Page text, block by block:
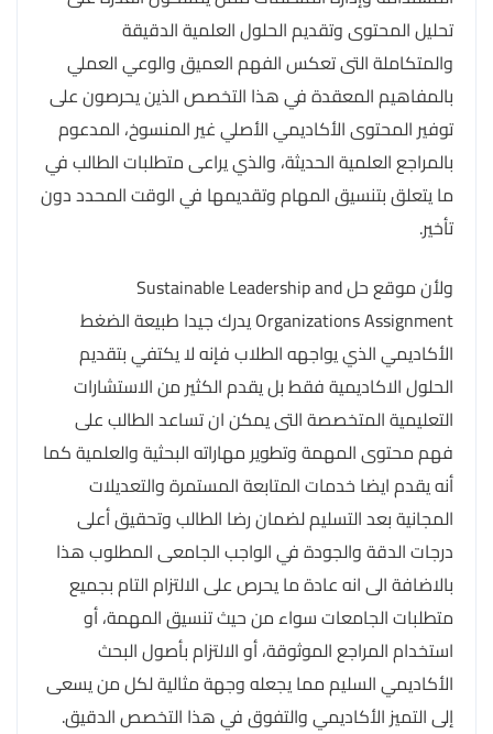
تحليل المحتوى وتقديم الحلول العلمية الدقيقة
والمتكاملة التى تعكس الفهم العميق والوعي العملي
بالمفاهيم المعقدة في هذا التخصص الذين يحرصون على
توفير المحتوى الأكاديمي الأصلي غير المنسوخ، المدعوم
بالمراجع العلمية الحديثة، والذي يراعى متطلبات الطالب في
ما يتعلق بتنسيق المهام وتقديمها في الوقت المحدد دون
تأخير.
ولأن موقع حل Sustainable Leadership and
Organizations Assignment يدرك جيدا طبيعة الضغط
الأكاديمي الذي يواجهه الطلاب فإنه لا يكتفي بتقديم
الحلول الاكاديمية فقط بل يقدم الكثير من الاستشارات
التعليمية المتخصصة التى يمكن ان تساعد الطالب على
فهم محتوى المهمة وتطوير مهاراته البحثية والعلمية كما
أنه يقدم ايضا خدمات المتابعة المستمرة والتعديلات
المجانية بعد التسليم لضمان رضا الطالب وتحقيق أعلى
درجات الدقة والجودة في الواجب الجامعى المطلوب هذا
بالاضافة الى انه عادة ما يحرص على الالتزام التام بجميع
متطلبات الجامعات سواء من حيث تنسيق المهمة، أو
استخدام المراجع الموثوقة، أو الالتزام بأصول البحث
الأكاديمي السليم مما يجعله وجهة مثالية لكل من يسعى
إلى التميز الأكاديمي والتفوق في هذا التخصص الدقيق.